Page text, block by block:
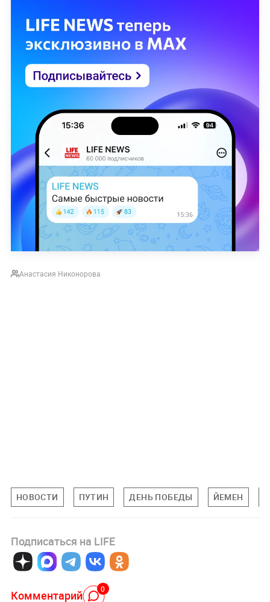
Анастасия Никонорова
НОВОСТИ ПУТИН ДЕНЬ ПОБЕДЫ ЙЕМЕН
Подписаться на LIFE
Комментарий 0